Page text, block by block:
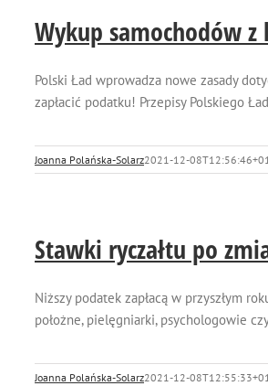
Wykup samochodów
Polski Ład wprowadza nowe zasady
zapłacić podatku! Przepisy Polskiego
Joanna Polańska-Solarz2021-12-
Stawki ryczałtu po
Niższy podatek zapłacą w przyszłym
położne, pielęgniarki, psychologowie
Joanna Polańska-Solarz2021-12-